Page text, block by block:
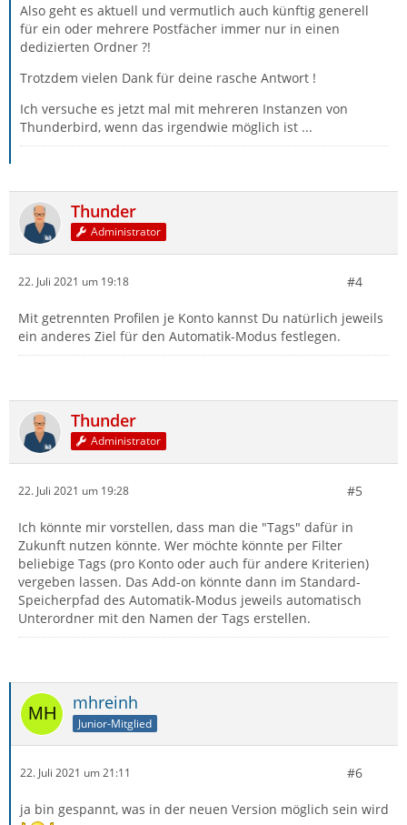
Also geht es aktuell und vermutlich auch künftig generell
für ein oder mehrere Postfächer immer nur in einen
dedizierten Ordner ?!
Trotzdem vielen Dank für deine rasche Antwort !
Ich versuche es jetzt mal mit mehreren Instanzen von
Thunderbird, wenn das irgendwie möglich ist ...
Thunder
Administrator
22. Juli 2021 um 19:18 #4
Mit getrennten Profilen je Konto kannst Du natürlich jeweils
ein anderes Ziel für den Automatik-Modus festlegen.
Thunder
Administrator
22. Juli 2021 um 19:28 #5
Ich könnte mir vorstellen, dass man die "Tags" dafür in
Zukunft nutzen könnte. Wer möchte könnte per Filter
beliebige Tags (pro Konto oder auch für andere Kriterien)
vergeben lassen. Das Add-on könnte dann im Standard-
Speicherpfad des Automatik-Modus jeweils automatisch
Unterordner mit den Namen der Tags erstellen.
mhreinh
Junior-Mitglied
22. Juli 2021 um 21:11 #6
ja bin gespannt, was in der neuen Version möglich sein wird